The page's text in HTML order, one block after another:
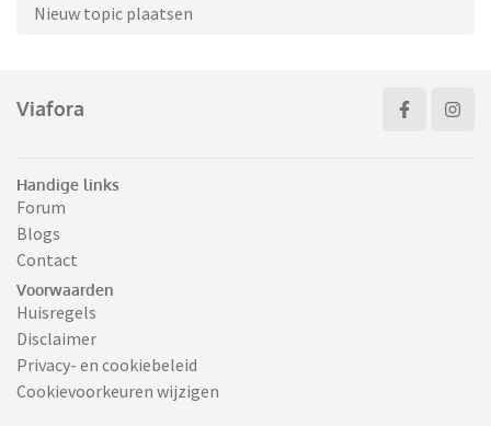
Nieuw topic plaatsen
Viafora
Handige links
Forum
Blogs
Contact
Voorwaarden
Huisregels
Disclaimer
Privacy- en cookiebeleid
Cookievoorkeuren wijzigen